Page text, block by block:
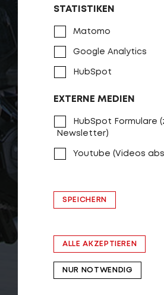
STATISTIKEN
Matomo
Google Analytics
HubSpot
EXTERNE MEDIEN
HubSpot Formulare
Newsletter)
Youtube (Videos
SPEICHERN
ALLE AKZEPTIEREN
NUR NOTWENDIG